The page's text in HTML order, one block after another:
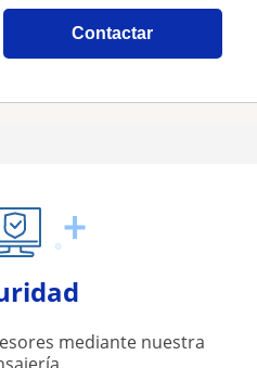
Contactar
mediante nuestra